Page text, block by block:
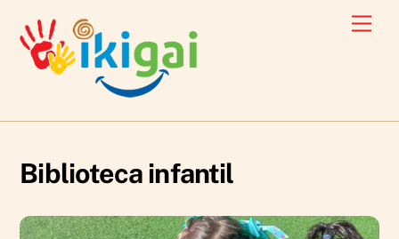
content
Biblioteca infantil